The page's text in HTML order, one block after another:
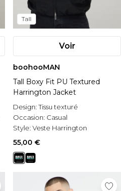
Tall
Voir
boohooMAN
Tall Boxy Fit PU Textured
Harrington Jacket
Design:Tissu texturé
Occasion: Casual
Style: Veste Harrington
55,00 €